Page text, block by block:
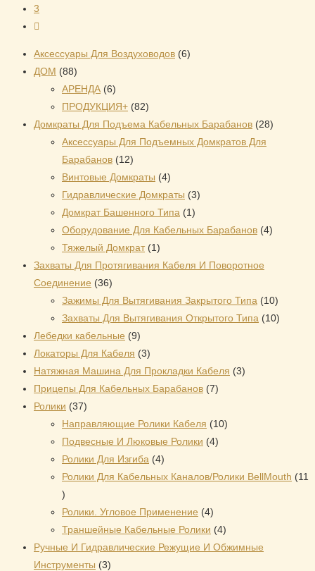
3
Аксессуары Для Воздуховодов 66
ДОМ 8888
товаров
АРЕНДА 66
товаров
ПРОДУКЦИЯ+ 8282
товара
Домкраты Для Подъема Кабельных Барабанов 2828
Аксессуары Для Подъемных Домкратов Для
Барабанов
1212
товаров
Винтовые Домкраты 44
товара
Гидравлические Домкраты 33
Домкрат Башенного Типа 11
товар
Оборудование Для Кабельных Барабанов 44
Тяжелый Домкрат 11
товар
Захваты Для Протягивания Кабеля И Поворотное
Соединение
3636
товаров
Зажимы Для Вытягивания Закрытого Типа 1010
товаров
Захваты Для Вытягивания Открытого Типа 1010
Лебедки кабельные 99
товаров
Локаторы Для Кабеля 33
товара
Натяжная Mашина Для Прокладки Кабеля 33
Прицепы Для Кабельных Барабанов 77
Ролики 3737
товаров
Направляющие Ролики Кабеля 1010
Подвесные И Люковые Ролики 44
Ролики Для Изгиба 44
товара
Ролики Для Кабельных Каналов/Ролики BellMouth
11
11
товаров
Ролики. Угловое Применение 44
товара
Траншейные Кабельные Ролики 44
товара
Ручные И Гидравлические Режущие И Обжимные
Инструменты
33